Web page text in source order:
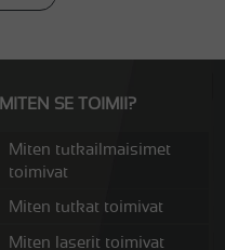
MITEN SE TOIMII?
Miten tutkailmaisimet
toimivat
Miten tutkat toimivat
Miten laserit toimivat